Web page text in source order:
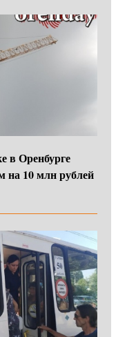
в Оренбурге
на 10 млн рублей